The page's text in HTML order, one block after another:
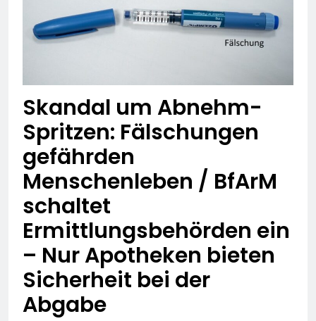
Skandal um Abnehm-
Spritzen: Fälschungen
gefährden
Menschenleben / BfArM
schaltet
Ermittlungsbehörden ein
– Nur Apotheken bieten
Sicherheit bei der
Abgabe